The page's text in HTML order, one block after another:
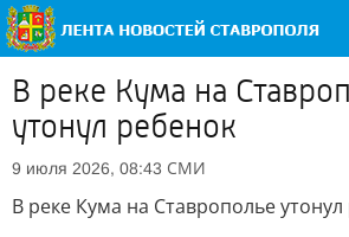
В реке Кума на
утонул ребенок
9 июля 2026, 08:43 СМИ
В реке Кума на Ставрополье